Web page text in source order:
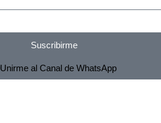
Suscribirme
Unirme al Canal de WhatsApp